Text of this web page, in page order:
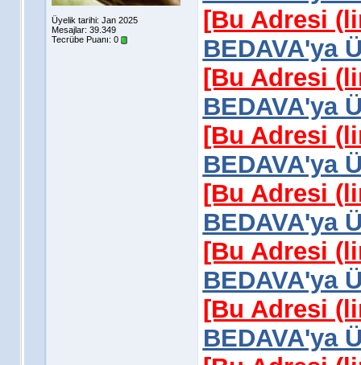
Üyelik tarihi: Jan 2025
Mesajlar: 39.349
Tecrübe Puanı: 0
[Bu Adresi
BEDAVA'ya
[Bu Adresi
BEDAVA'ya
[Bu Adresi
BEDAVA'ya
[Bu Adresi
BEDAVA'ya
[Bu Adresi
BEDAVA'ya
[Bu Adresi
BEDAVA'ya